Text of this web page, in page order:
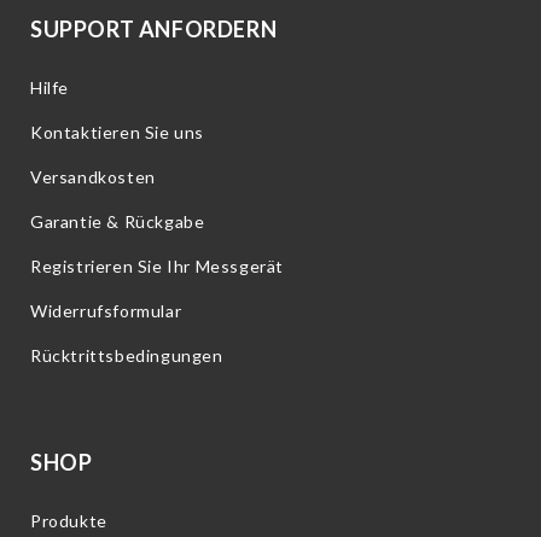
SUPPORT ANFORDERN
Hilfe
Kontaktieren Sie uns
Versandkosten
Garantie & Rückgabe
Registrieren Sie Ihr Messgerät
Widerrufsformular
Rücktrittsbedingungen
SHOP
Produkte